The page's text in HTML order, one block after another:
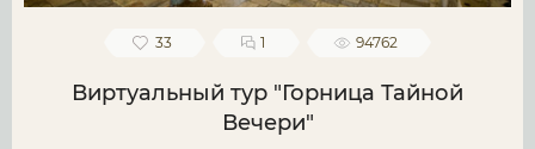
33 1 94762
Виртуальный тур "Горница Тайной
Вечери"